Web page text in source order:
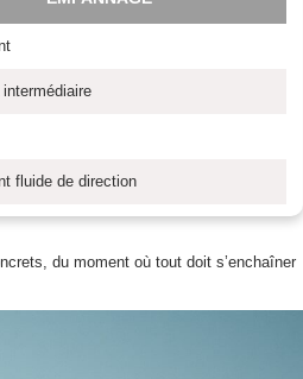
fluide de direction
du moment où tout doit s’enchaîner